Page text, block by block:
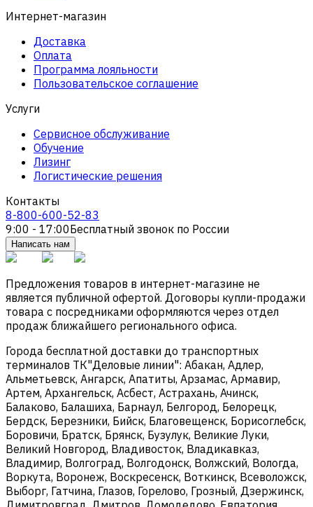
Интернет-магазин
Доставка
Оплата
Программа лояльности
Пользовательское соглашение
Услуги
Сервисное обслуживание
Обучение
Лизинг
Логистические решения
Контакты
8-800-600-52-83
9:00 - 17:00Бесплатный звонок по России
Написать нам
Предложения товаров в интернет-магазине не
является публичной офертой. Договоры купли-продажи
товара с посредниками оформляются через отдел
продаж ближайшего регионального офиса.
Города бесплатной доставки до транспортных
терминалов ТК"Деловые линии": Абакан, Адлер,
Альметьевск, Ангарск, Апатиты, Арзамас, Армавир,
Артем, Архангельск, Асбест, Астрахань, Ачинск,
Балаково, Балашиха, Барнаул, Белгород, Белорецк,
Бердск, Березники, Бийск, Благовещенск, Борисоглебск,
Боровичи, Братск, Брянск, Бузулук, Великие Луки,
Великий Новгород, Владивосток, Владикавказ,
Владимир, Волгоград, Волгодонск, Волжский, Вологда,
Воркута, Воронеж, Воскресенск, Воткинск, Всеволожск,
Выборг, Гатчина, Глазов, Горелово, Грозный, Дзержинск,